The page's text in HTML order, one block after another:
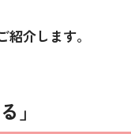
紹介します。
」